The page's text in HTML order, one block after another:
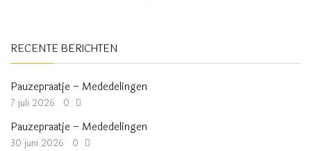
RECENTE BERICHTEN
Pauzepraatje – Mededelingen
7 juli 2026 0
Pauzepraatje – Mededelingen
30 juni 2026 0